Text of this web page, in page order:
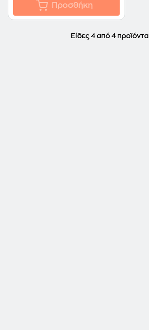
Προσθήκη
Είδες 4 από 4 προϊόντα